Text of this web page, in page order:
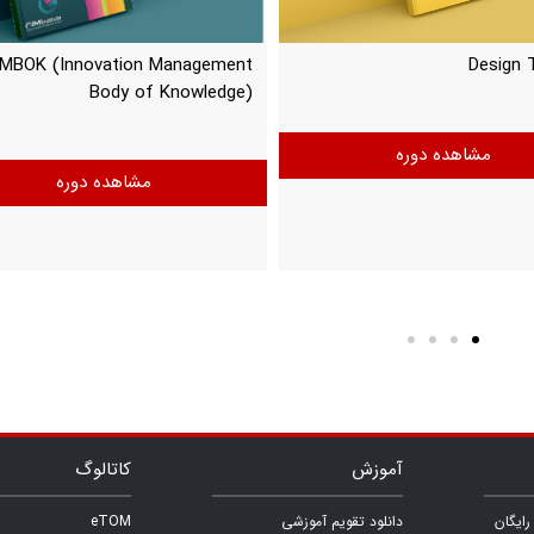
Design
مشاهده دوره
(Innovation Management
Body of Knowledge)
مشاهده دوره
آموزش
دانلود تقویم آموزشی
کاتالوگ
eTOM